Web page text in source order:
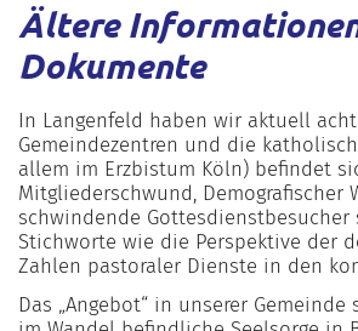
Ältere
Dokumente
In Langenfeld haben wir aktuell
Gemeindezentren und die
allem im Erzbistum Köln) befindet
Mitgliederschwund, Demografischer
schwindende Gottesdienstbesucher
Stichworte wie die Perspektive der
Zahlen pastoraler Dienste in den
Das „Angebot“ in unserer